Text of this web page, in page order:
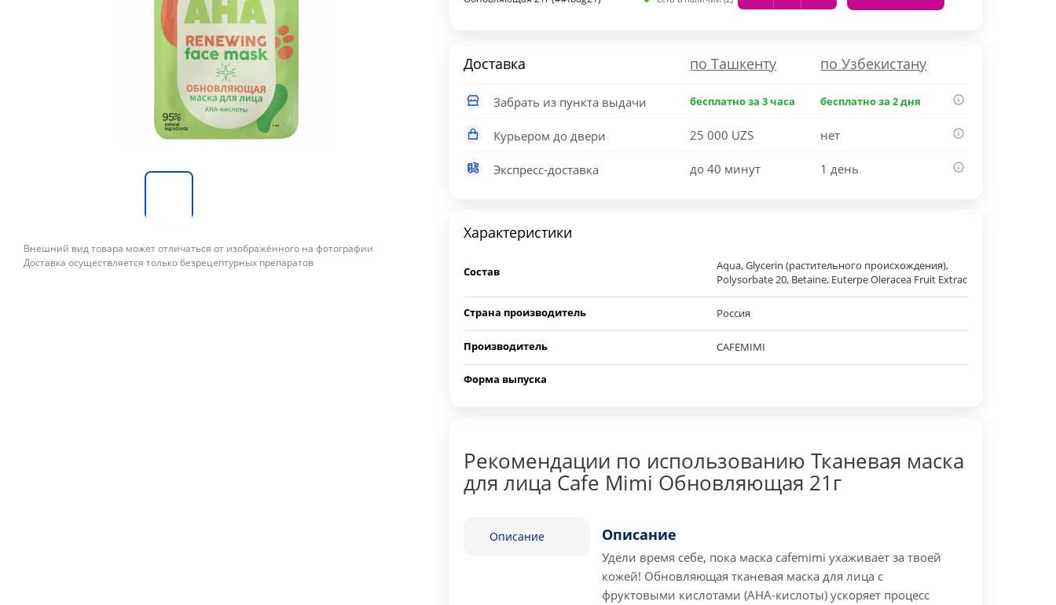
Внешний вид товара может отличаться от изображённого на фотографии
Доставка осуществляется только безрецептурных препаратов
Доставка по Ташкенту по Узбекистану
Забрать из пункта выдачи бесплатно за 3 часа бесплатно за 2 дня
Курьером до двери 25 000 UZS нет
Экспресс-доставка до 40 минут 1 день
Характеристики
Состав
Aqua, Glycerin (растительного происхождения),
Polysorbate 20, Betaine, Euterpe Oleracea Fruit Extrac
Страна производитель Россия
Производитель CAFEMIMI
Форма выпуска
Рекомендации по использованию Тканевая маска
для лица Cafe Mimi Обновляющая 21г
Описание Описание
Удели время себе, пока маска cafemimi ухаживает за твоей
кожей! Обновляющая тканевая маска для лица с
фруктовыми кислотами (AHA-кислоты) ускоряет процесс